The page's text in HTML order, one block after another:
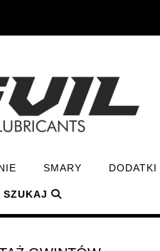
SMARY DODATKI
SZUKAJ